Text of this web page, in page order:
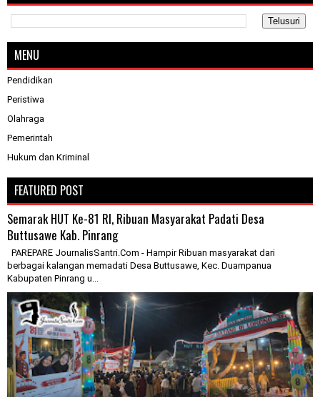
MENU
Pendidikan
Peristiwa
Olahraga
Pemerintah
Hukum dan Kriminal
FEATURED POST
Semarak HUT Ke-81 RI, Ribuan Masyarakat Padati Desa
Buttusawe Kab. Pinrang
PAREPARE JournalisSantri.Com - Hampir Ribuan masyarakat dari
berbagai kalangan memadati Desa Buttusawe, Kec. Duampanua
Kabupaten Pinrang u...